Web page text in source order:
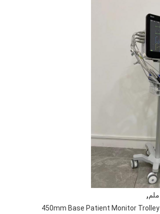
,
450mm Base Patient Monitor Trolley